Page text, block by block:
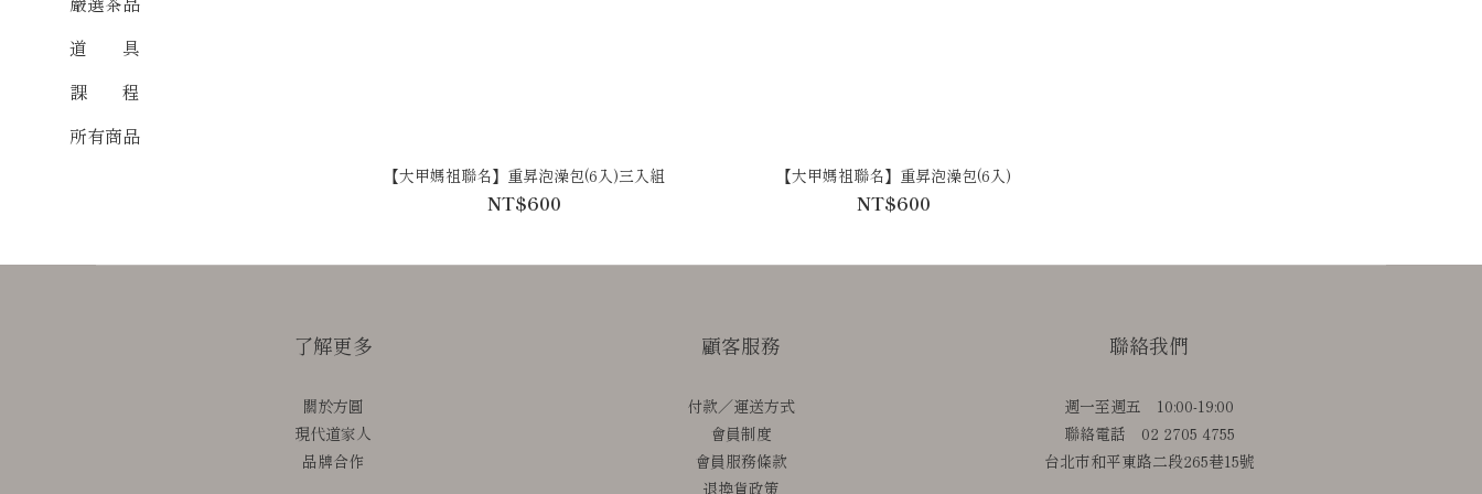
道 具
課 程
所有商品
【大甲媽祖聯名】重昇泡澡包(6入)三入組
NT$600
【大甲媽祖聯名】重昇泡澡包(6入)
NT$600
了解更多
關於方圓
現代道家人
品牌合作
顧客服務
付款／運送方式
會員制度
會員服務條款
退換貨政策
聯絡我們
週一至週五 10:00-19:00
聯絡電話 02 2705 4755
台北市和平東路二段265巷15號